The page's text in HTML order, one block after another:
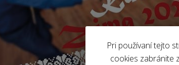
Pri používaní tejto
cookies zabránite